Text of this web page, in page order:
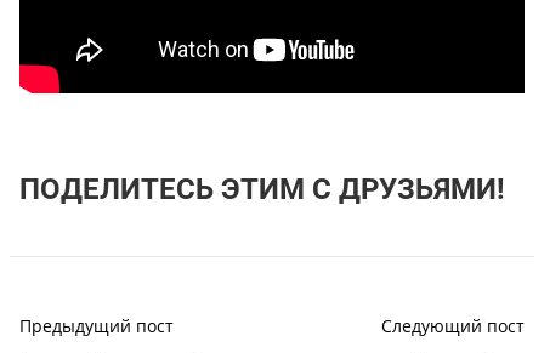
ПОДЕЛИТЕСЬ ЭТИМ С ДРУЗЬЯМИ!
Предыдущий пост Следующий пост